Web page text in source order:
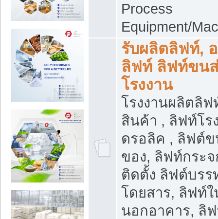
Process
Equipment/
รับผลิตลิฟท์,
ลิฟท์ ลิฟท์ขน
โรงงาน
โรงงานผลิตลิ
สินค้า , ลิฟท์โร
ดรอลิค , ลิฟต์
ของ, ลิฟท์กระ
ติดตั้ง ลิฟต์บร
โดยสาร, ลิฟท์
นอกอาคาร, ลิ